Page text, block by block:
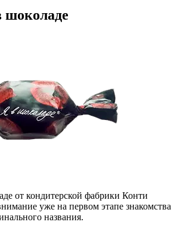
шоколаде
от кондитерской фабрики Конти
уже на первом этапе знакомства
названия.